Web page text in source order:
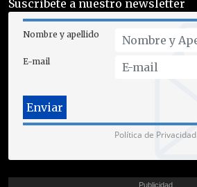
Suscríbete a nuestro newsletter
Nombre y apellido
E-mail
Política de Privacidad